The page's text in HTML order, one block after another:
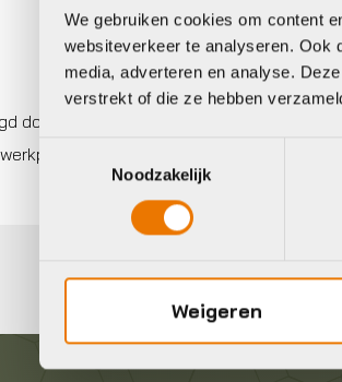
We gebruiken cookies om content
websiteverkeer te analyseren. Ook
media, adverteren en analyse.
verstrekt of die ze hebben
Toestemmingsselectie
Noodzakelijk
Weigeren
door heel Nederland
met gecertificeerd personeel